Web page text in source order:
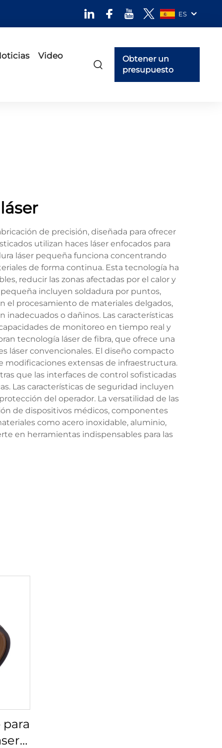
ES
Video
Obtener un
presupuesto
de precisión, diseñada para ofrecer
utilizan haces láser enfocados para
láser pequeña funciona concentrando
de forma continua. Esta tecnología ha
reducir las zonas afectadas por el calor y
incluyen soldadura por puntos,
el procesamiento de materiales delgados,
o dañinos. Las características
de monitoreo en tiempo real y
tecnología láser de fibra, que ofrece una
láser convencionales. El diseño compacto
extensas de infraestructura.
que las interfaces de control sofisticadas
Las características de seguridad incluyen
del operador. La versatilidad de las
de dispositivos médicos, componentes
como acero inoxidable, aluminio,
en herramientas indispensables para las